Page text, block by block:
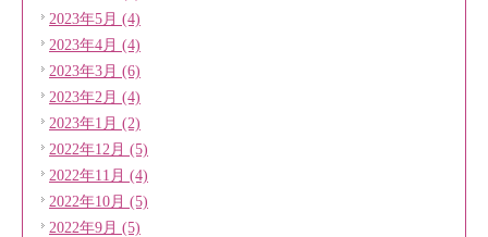
2023年5月 (4)
2023年4月 (4)
2023年3月 (6)
2023年2月 (4)
2023年1月 (2)
2022年12月 (5)
2022年11月 (4)
2022年10月 (5)
2022年9月 (5)